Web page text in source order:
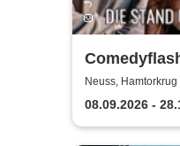
Comedy
Neuss, Hamtorkrug
08.09.2026 -